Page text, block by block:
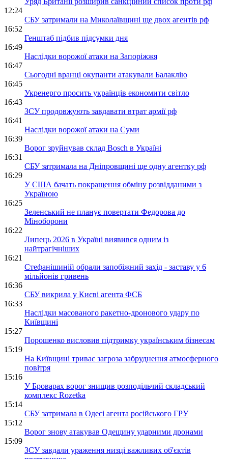
12:24
СБУ затримали на Миколаївщині ще двох агентів рф
16:52
Генштаб підбив підсумки дня
16:49
Наслідки ворожої атаки на Запоріжжя
16:47
Сьогодні вранці окупанти атакували Балаклію
16:45
Укренерго просить українців економити світло
16:43
ЗСУ продовжують завдавати втрат армії рф
16:41
Наслідки ворожої атаки на Суми
16:39
Ворог зруйнував склад Bosch в Україні
16:31
СБУ затримала на Дніпровщині ще одну агентку рф
16:29
У США бачать покращення обміну розвідданими з
Україною
16:25
Зеленський не планує повертати Федорова до
Міноборони
16:22
Липець 2026 в Україні виявився одним із
найтрагічніших
16:21
Стефанішиній обрали запобіжний захід - заставу у 6
мільйонів гривень
16:36
СБУ викрила у Києві агента ФСБ
16:33
Наслідки масованого ракетно-дронового удару по
Київщині
15:27
Порошенко висловив підтримку українським бізнесам
15:19
На Київщині триває загроза забруднення атмосферного
повітря
15:16
У Броварах ворог знищив розподільчий складський
комплекс Rozetka
15:14
СБУ затримала в Одесі агента російського ГРУ
15:12
Ворог знову атакував Одещину ударними дронами
15:09
ЗСУ завдали ураження низці важливих об'єктів